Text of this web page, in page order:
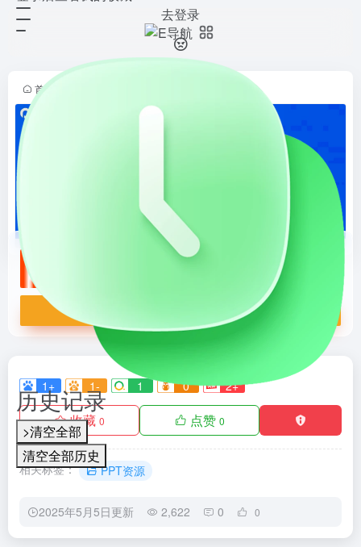
去登录
历史记录
>清空全部
清空全部历史
首页
1+ 1- 1 0 2+
收藏 0 点赞 0
相关标签： PPT资源
2025年5月5日更新 2,622 0 0
提供免费PPT模板和素材下载的平
台，资源丰富，支持多种主题和场